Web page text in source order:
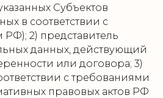
Субъектов
в соответствии с
РФ); 2) представитель
данных, действующий
или договора; 3)
с требованиями
правовых актов РФ